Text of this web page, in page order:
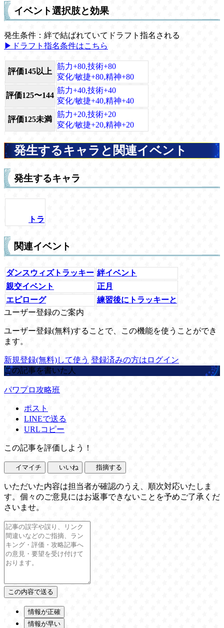
イベント選択肢と効果
発生条件：絆で結ばれていてドラフト指名される
▶ドラフト指名条件はこちら
評価145以上
筋力+80,技術+80
変化/敏捷+80,精神+80
評価125〜144
筋力+40,技術+40
変化/敏捷+40,精神+40
評価125未満
筋力+20,技術+20
変化/敏捷+20,精神+20
発生するキャラと関連イベント
発生するキャラ
トラ
関連イベント
ダンスウィズトラッキー 絆イベント
親交イベント
正月
エピローグ
練習後にトラッキーと
ユーザー登録のご案内
ユーザー登録(無料)することで、この機能を使うことができ
ます。
新規登録(無料)して使う 登録済みの方はログイン
この記事を書いた人
パワプロ攻略班
ポスト
LINEで送る
URLコピー
この記事を評価しよう！
イマイチ いいね 指摘する
いただいた内容は担当者が確認のうえ、順次対応いたしま
す。個々のご意見にはお返事できないことを予めご了承くだ
さいませ。
情報が正確
情報が早い